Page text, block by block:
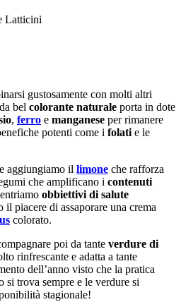
Latticini
gustosamente con molti altri
bel colorante naturale porta in dote
, ferro e manganese per rimanere
potenti come i folatie le
aggiungiamo il limone che rafforza
che amplificano i contenuti
obbiettivi di salute
piacere di assaporare una crema
colorato.
poi da tante verdure di
rinfrescante e adatta a tante
dell’anno visto che la pratica
si trova sempre e le verdure si
stagionale!